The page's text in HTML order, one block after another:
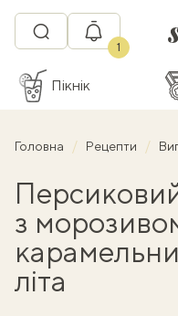
1
Пікнік
Головна Рецепти
з
літа